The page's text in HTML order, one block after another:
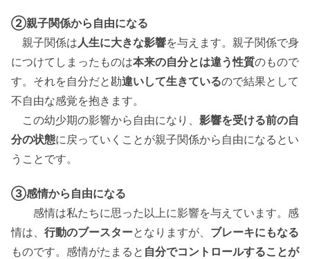
②親子関係から自由になる
親子関係は 人生に大きな影響を与えます。親子関係で身
につけてしまったものは本来の自分とは違う性質のもので
す。それを自分だと勘違いして生きているので結果として
不自由な感覚を抱きます。
この幼少期の影響から自由になり、 影響を受ける前の自
分の状態に戻っていくことが親子関係から自由になるとい
うことです。
③感情から自由になる
感情は私たちに思った以上に影響を与えています。感
情は、 行動のブースターとなりますが、 ブレーキにもなる
ものです。感情がたまると 自分でコントロールすることが